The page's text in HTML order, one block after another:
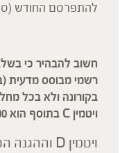
להתפרסם החודש
רשמי מבוסס מדעית
בקורונה ולא בכל
ויטמין C בתוסף הוא 2000 מ"ג.
ויטמין D וההגנה הטבעית